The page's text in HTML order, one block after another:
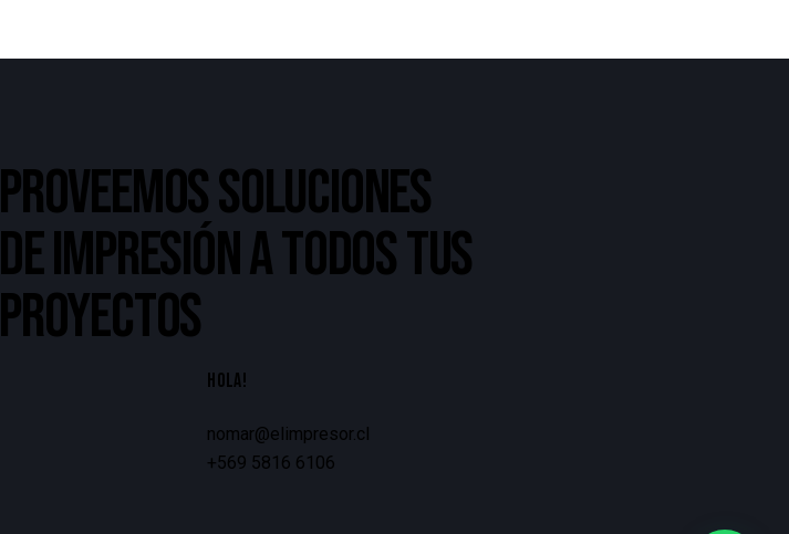
PROVEEMOS SOLUCIONES
DE IMPRESIÓN A TODOS TUS
PROYECTOS
HOLA!
nomar@elimpresor.cl
+569 5816 6106